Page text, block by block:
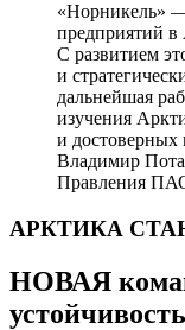
«Норникель»
предприятий в
С развитием
и
дальнейшая
изучения
и достоверных
Владимир
Правления
АРКТИКА
НОВАЯ